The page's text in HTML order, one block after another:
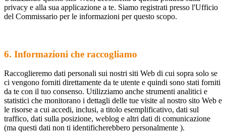
privacy e alla sua applicazione a te. Siamo registrati presso l'Ufficio
del Commissario per le informazioni per questo scopo.
6. Informazioni che raccogliamo
Raccoglieremo dati personali sui nostri siti Web di cui sopra solo se
ci vengono forniti direttamente da te utente e quindi sono stati forniti
da te con il tuo consenso. Utilizziamo anche strumenti analitici e
statistici che monitorano i dettagli delle tue visite al nostro sito Web e
le risorse a cui accedi, inclusi, a titolo esemplificativo, dati sul
traffico, dati sulla posizione, weblog e altri dati di comunicazione
(ma questi dati non ti identificherebbero personalmente ).